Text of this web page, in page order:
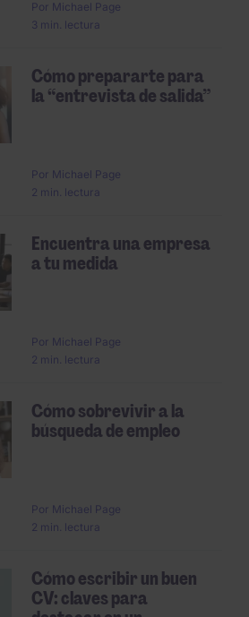
Por Michael Page
3 min. lectura
Cómo prepararte para
la “entrevista de salida”
Por Michael Page
2 min. lectura
Encuentra una empresa
a tu medida
Por Michael Page
2 min. lectura
Cómo sobrevivir a la
búsqueda de empleo
Por Michael Page
2 min. lectura
Cómo escribir un buen
CV: claves para